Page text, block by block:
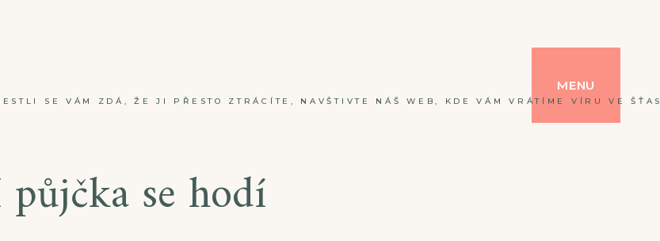
SE VÁM ZDÁ, ŽE JI PŘESTO ZTRÁCÍTE, NAVŠTIVTE NÁŠ WEB, KDE VÁM VRÁTÍME VÍRU VE
MENU
se hodí